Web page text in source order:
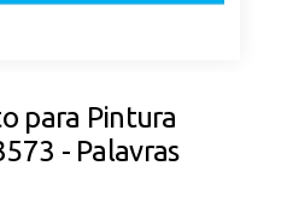
para Pintura
- Palavras